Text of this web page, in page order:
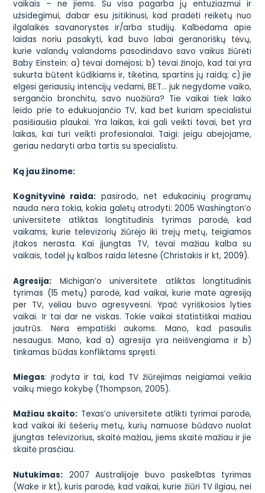
vaikais – ne jiems. Su visa pagarba jų entuziazmui ir
užsidegimui, dabar esu įsitikinusi, kad pradėti reikėtų nuo
ilgalaikės savanorystės ir/arba studijų. Kalbėdama apie
laidas noriu pasakyti, kad buvo labai geranoriškų tėvų,
kurie valandų valandoms pasodindavo savo vaikus žiūrėti
Baby Einstein: a) tėvai domėjosi; b) tėvai žinojo, kad tai yra
sukurta būtent kūdikiams ir, tikėtina, spartins jų raidą; c) jie
elgėsi geriausių intencijų vedami, BET… juk negydome vaiko,
sergančio bronchitu, savo nuožiūra? Tie vaikai tiek laiko
leido prie to edukuojančio TV, kad bet kuriam specialistui
pasišiaušia plaukai. Yra laikas, kai gali veikti tėvai, bet yra
laikas, kai turi veikti profesionalai. Taigi: jeigu abejojame,
geriau nedaryti arba tartis su specialistu.
Ką jau žinome:
Kognityvinė raida: pasirodo, net edukacinių programų
nauda nėra tokia, kokia galėtų atrodyti: 2005 Washington’o
universitete atliktas longtitudinis tyrimas parodė, kad
vaikams, kurie televizorių žiūrėjo iki trejų metų, teigiamos
įtakos nerasta. Kai įjungtas TV, tėvai mažiau kalba su
vaikais, todėl jų kalbos raida lėtesnė (Christakis ir kt, 2009).
Agresija: Michigan’o universitete atliktas longtitudinis
tyrimas (15 metų) parodė, kad vaikai, kurie matė agresiją
per TV, vėliau buvo agresyvesni. Ypač vyriškosios lyties
vaikai. Ir tai dar ne viskas. Tokie vaikai statistiškai mažiau
jautrūs. Nėra empatiški aukoms. Mano, kad pasaulis
nesaugus. Mano, kad a) agresija yra neišvengiama ir b)
tinkamas būdas konfliktams spręsti.
Miegas: įrodyta ir tai, kad TV žiūrėjimas neigiamai veikia
vaikų miego kokybę (Thompson, 2005).
Mažiau skaito: Texas’o universitete atlikti tyrimai parodė,
kad vaikai iki šešerių metų, kurių namuose būdavo nuolat
įjungtas televizorius, skaitė mažiau, jiems skaitė mažiau ir jie
skaitė prasčiau.
Nutukimas: 2007 Australijoje buvo paskelbtas tyrimas
(Wake ir kt), kuris parodė, kad vaikai, kurie žiūri TV ilgiau, nei